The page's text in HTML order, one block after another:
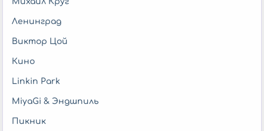
Ленинград
Виктор Цой
Кино
Linkin Park
MiyaGi & Эндшпиль
Пикник